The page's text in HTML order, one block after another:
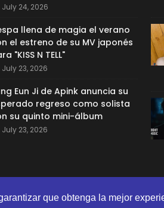
que obtenga la mejor
July 24, 2026
llena de magia el verano
el estreno de su MV japonés
"KISS N TELL"
July 23, 2026
Eun Ji de Apink anuncia su
regreso como solista
su quinto mini-álbum
July 23, 2026
| DISTRIBUTED BY GOOYAABI